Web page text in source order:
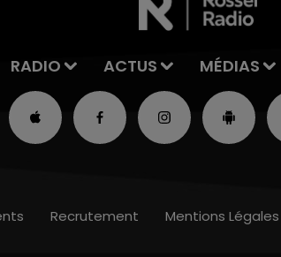
RADIO ACTUS MÉDIAS
Recrutement Mentions Légales